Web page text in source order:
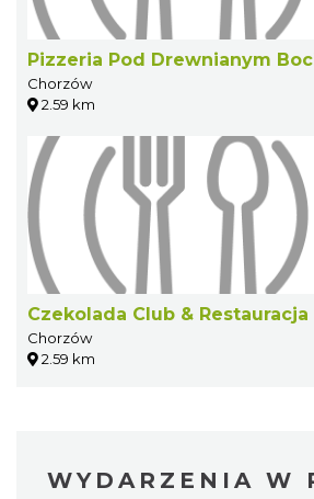
Pizzeria Pod Drewnianym
Chorzów
2.59 km
Czekolada Club & Restauracja
Chorzów
2.59 km
WYDARZENIA W